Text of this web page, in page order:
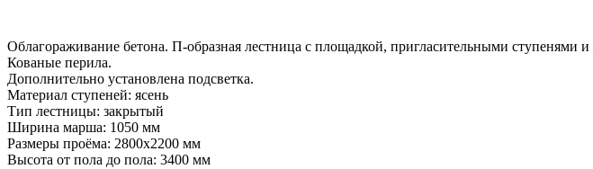
Облагораживание бетона. П-образная лестница с площадкой, пригласительными ступенями
Кованые перила.
Дополнительно установлена подсветка.
Материал ступеней: ясень
Тип лестницы: закрытый
Ширина марша: 1050 мм
Размеры проёма: 2800х2200 мм
Высота от пола до пола: 3400 мм